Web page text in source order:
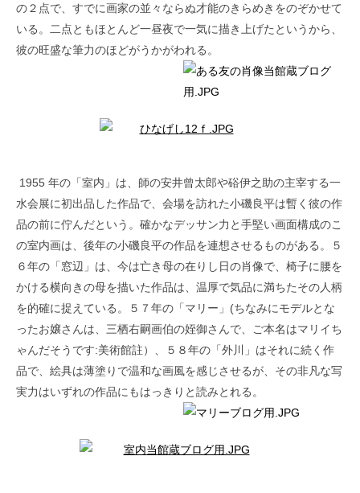
の２点で、すでに画家の並々ならぬ才能のきらめきをのぞかせて
いる。二点ともほとんど一昼夜で一気に描き上げたというから、
彼の旺盛な筆力のほどがうかがわれる。
1955 年の「室内」は、師の安井曾太郎や硲伊之助の主宰する一
水会展に初出品した作品で、会場を訪れた小磯良平は暫く彼の作
品の前に佇んだという。確かなデッサン力と手堅い画面構成のこ
の室内画は、後年の小磯良平の作品を連想させるものがある。５
６年の「窓辺」は、今は亡き母の在りし日の肖像で、椅子に腰を
かける横向きの母を描いた作品は、温厚で気品に満ちたその人柄
を的確に捉えている。５７年の「マリー」(ちなみにモデルとな
ったお嬢さんは、三栖右嗣画伯の姪御さんで、ご本名はマリイち
ゃんだそうです:美術館註）、５８年の「外川」はそれに続く作
品で、絵具は薄塗りで温和な画風を感じさせるが、その非凡な写
実力はいずれの作品にもはっきりと読みとれる。